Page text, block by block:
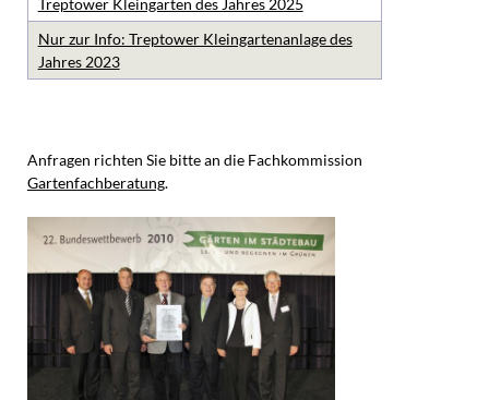
Nur zur Info: Treptower Kleingartenanlage des
Jahres 2023
Anfragen richten Sie bitte an die Fachkommission
Gartenfachberatung.